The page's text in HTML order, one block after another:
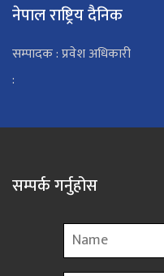
नेपाल राष्ट्रिय दैनिक
सम्पादक : प्रवेश अधिकारी
:
सम्पर्क गर्नुहोस
Name